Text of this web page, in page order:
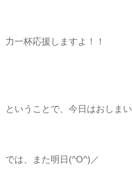
力一杯応援しますよ！！
ということで、今日はおしまい
では、また明日(^O^)／